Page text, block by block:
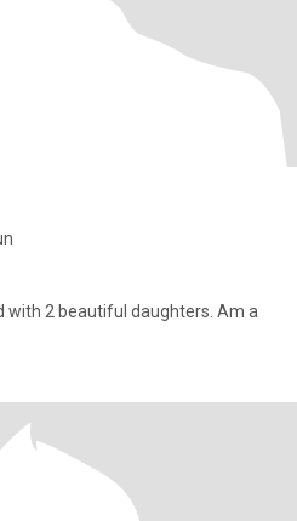
with 2 beautiful daughters. Am a